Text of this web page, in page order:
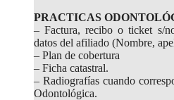
PRACTICAS
– Factura, recibo o ticket s/
datos del afiliado (Nombre,
– Plan de cobertura
– Ficha catastral.
– Radiografías cuando
Odontológica.